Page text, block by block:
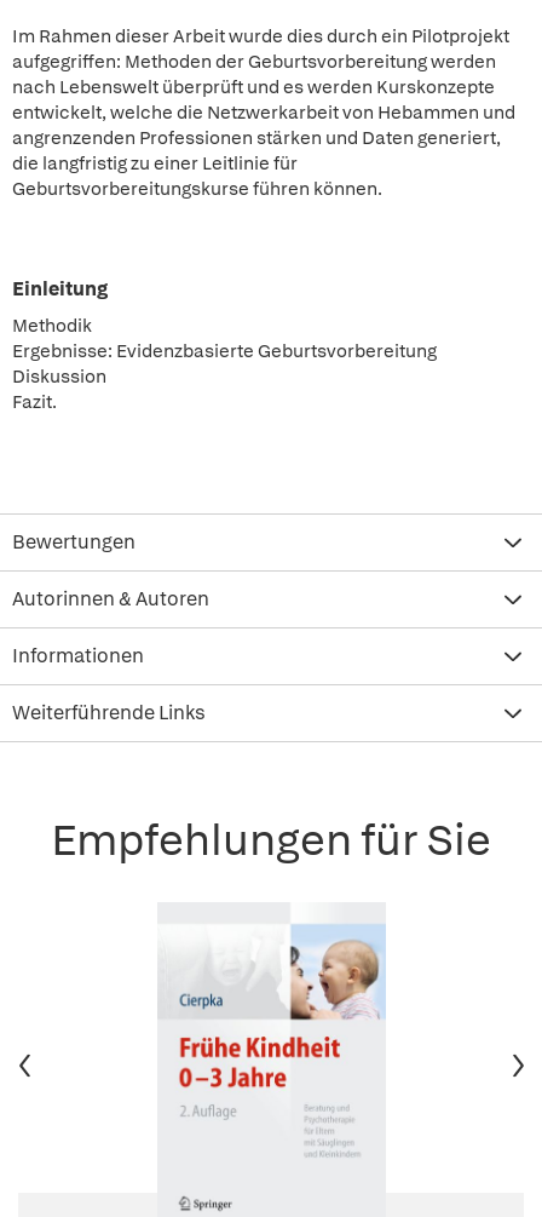
Im Rahmen dieser Arbeit wurde dies durch ein Pilotprojekt
aufgegriffen: Methoden der Geburtsvorbereitung werden
nach Lebenswelt überprüft und es werden Kurskonzepte
entwickelt, welche die Netzwerkarbeit von Hebammen und
angrenzenden Professionen stärken und Daten generiert,
die langfristig zu einer Leitlinie für
Geburtsvorbereitungskurse führen können.
Einleitung
Methodik
Ergebnisse: Evidenzbasierte Geburtsvorbereitung
Diskussion
Fazit.
Bewertungen
Autorinnen & Autoren
Informationen
Weiterführende Links
Empfehlungen für Sie